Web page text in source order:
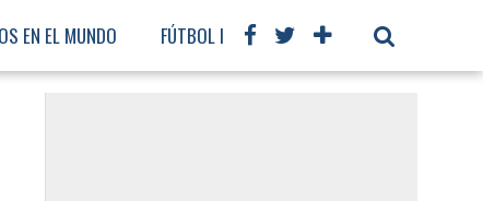
EN EL MUNDO FÚTBOL INTERNACIONAL